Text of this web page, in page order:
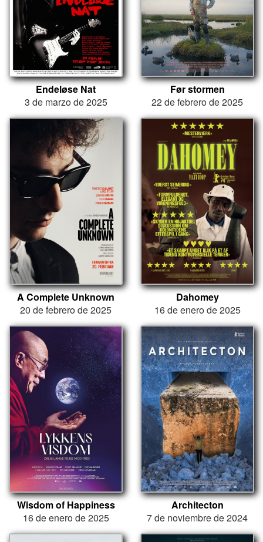
Endeløse Nat
3 de marzo de 2025
Før stormen
22 de febrero de 2025
A Complete Unknown
20 de febrero de 2025
Dahomey
16 de enero de 2025
Wisdom of Happiness
16 de enero de 2025
Architecton
7 de noviembre de 2024